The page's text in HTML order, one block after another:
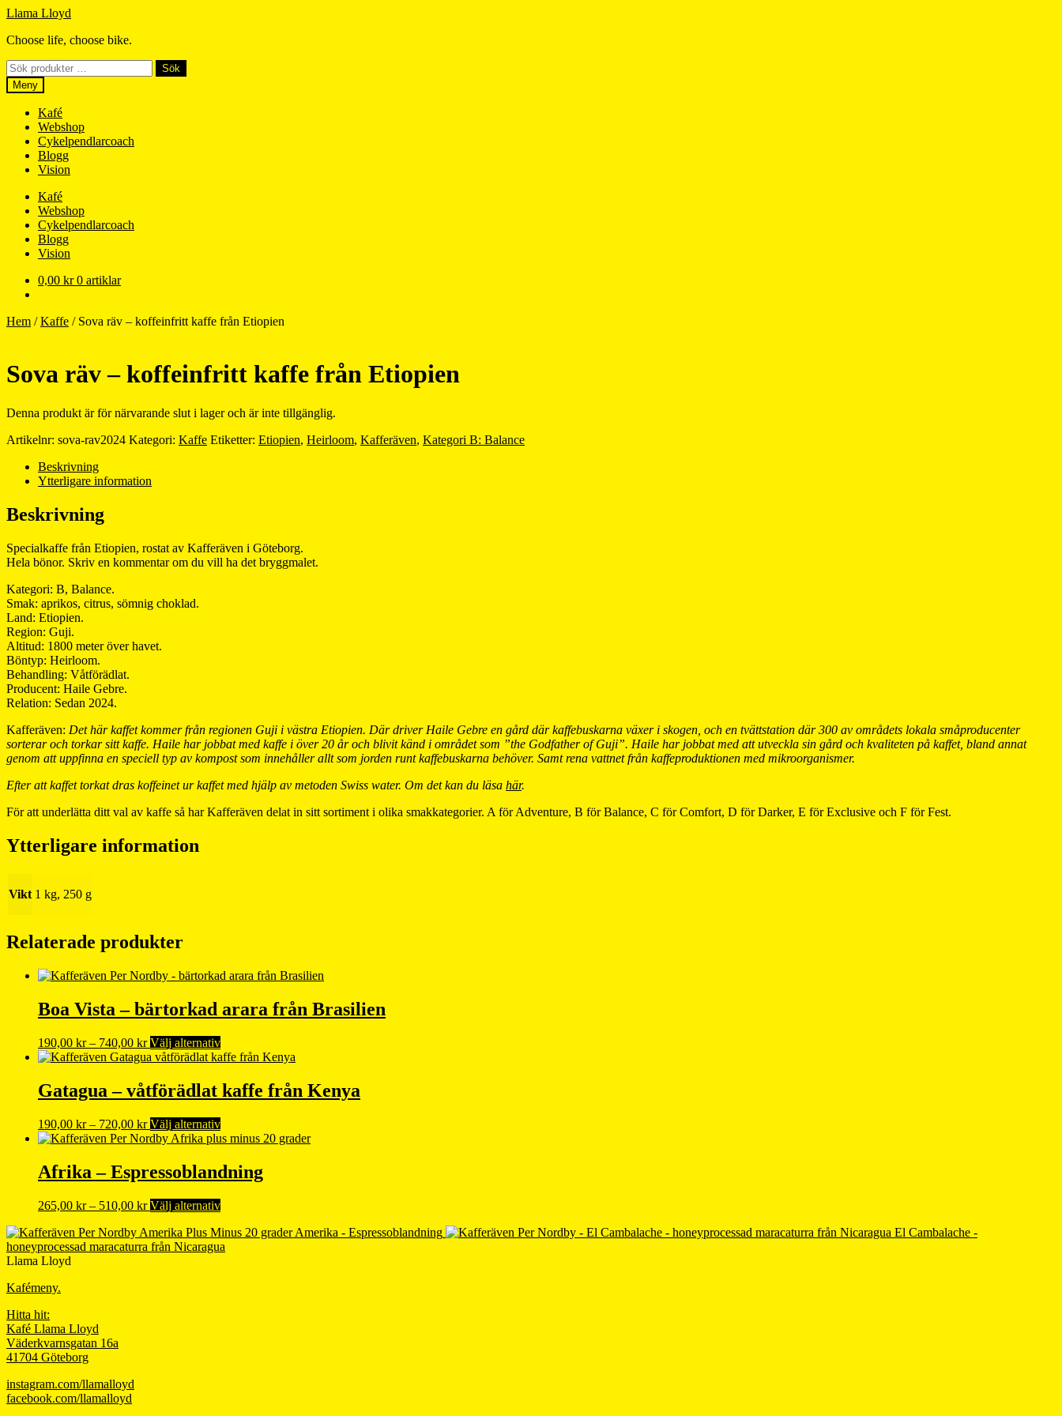
Hoppa
navigering
Hoppa
innehåll
Llama Lloyd
Choose life, choose bike.
Sök
efter:
Sök
Meny
Kafé
Webshop
Cykelpendlarcoach
Blogg
Vision
Kafé
Webshop
Cykelpendlarcoach
Blogg
Vision
0,00 kr 0 artiklar
Hem /Kaffe / Sova räv – koffeinfritt kaffe från Etiopien
Sova räv – koffeinfritt kaffe från Etiopien
Denna produkt är för närvarande slut i lager och är inte tillgänglig.
Artikelnr: sova-rav2024 Kategori: Kaffe Etiketter: Etiopien, Heirloom, Kafferäven, Kategori B: Balance
Beskrivning
Ytterligare information
Beskrivning
Specialkaffe från Etiopien, rostat av Kafferäven i Göteborg.
Hela bönor. Skriv en kommentar om du vill ha det bryggmalet.
Kategori: B, Balance.
Smak: aprikos, citrus, sömnig choklad.
Land: Etiopien.
Region: Guji.
Altitud: 1800 meter över havet.
Böntyp: Heirloom.
Behandling: Våtförädlat.
Producent: Haile Gebre.
Relation: Sedan 2024.
Kafferäven: Det här kaffet kommer från regionen Guji i västra Etiopien. Där driver Haile Gebre en gård där kaffebuskarna växer i skogen, och en tvättstation där 300 av områdets lokala småproducenter
sorterar och torkar sitt kaffe. Haile har jobbat med kaffe i över 20 år och blivit känd i området som ”the Godfather of Guji”. Haile har jobbat med att utveckla sin gård och kvaliteten på kaffet, bland annat
genom att uppfinna en speciell typ av kompost som innehåller allt som jorden runt kaffebuskarna behöver. Samt rena vattnet från kaffeproduktionen med mikroorganismer.
Efter att kaffet torkat dras koffeinet ur kaffet med hjälp av metoden Swiss water. Om det kan du läsa här.
För att underlätta ditt val av kaffe så har Kafferäven delat in sitt sortiment i olika smakkategorier. A för Adventure, B för Balance, C för Comfort, D för Darker, E för Exclusive och F för Fest.
Ytterligare information
Vikt 1 kg, 250 g
Relaterade produkter
Boa Vista – bärtorkad arara från Brasilien
190,00 kr – 740,00 krPrisintervall:
190,00 kr
740,00 kr
Välj alternativDen
här
har
flera
De
olika
kan
väljas
på
produktsidan
Gatagua – våtförädlat kaffe från Kenya
190,00 kr – 720,00 krPrisintervall:
190,00 kr
720,00 kr
Välj alternativDen
här
har
flera
De
alternativen
kan
Afrika – Espressoblandning
265,00 kr – 510,00 krPrisintervall:
till
510,00 kr
Välj alternativDen
produkten
har
Amerika - Espressoblandning
El Cambalache -
honeyprocessad maracaturra från Nicaragua
Llama Lloyd
Kafémeny.
Hitta hit:
Kafé Llama Lloyd
Väderkvarnsgatan 16a
41704 Göteborg
instagram.com/llamalloyd
facebook.com/llamalloyd